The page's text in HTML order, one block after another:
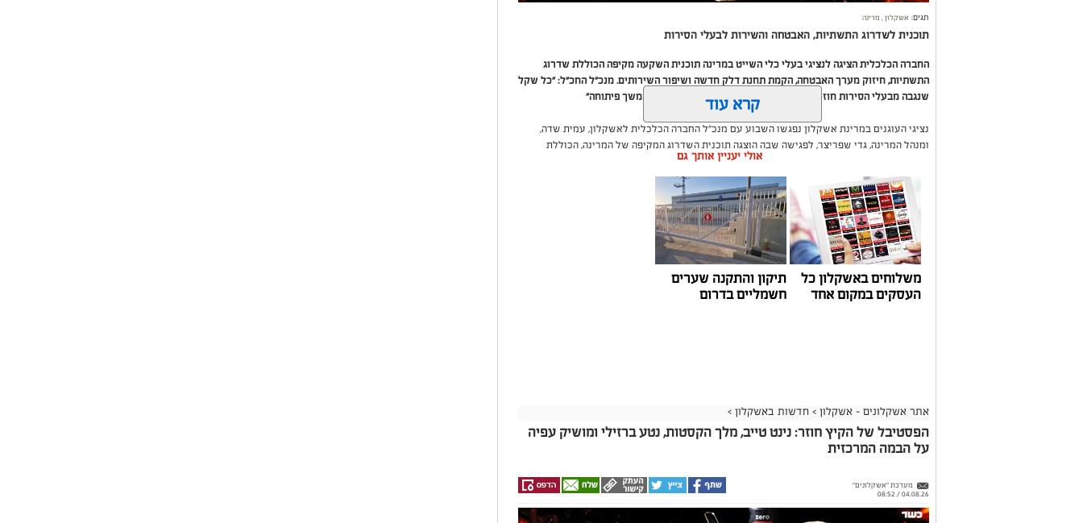
תגים: אשקלון, מרינה
תוכנית לשדרוג התשתיות, האבטחה והשירות לבעלי הסירות
החברה הכלכלית הציגה לנציגי בעלי כלי השייט במרינה תוכנית השקעה מקיפה הכוללת שדרוג
התשתיות, חיזוק מערך האבטחה, הקמת תחנת דלק חדשה ושיפור השירותים. מנכ"ל החכ"ל: "כל שקל
שנגבה מבעלי הסירות חוזר בחזרה אליהם באמצעות שיפור המרינה והמשך פיתוחה"
נציגי העוגנים במרינת אשקלון נפגשו השבוע עם מנכ"ל החברה הכלכלית לאשקלון, עמית שדה,
ומנהל המרינה, גדי שפריצר, לפגישה שבה הוצגה תוכנית השדרוג המקיפה של המרינה, הכוללת
השקעה בתשתיות, בביטחון, בשירותים ובפיתוח המקום לטובת ציבור בעלי הסירות.
במהלך הפגישה עודכנו נציגי העוגנים, אולס ירצין ואליסף סדון, כי לאחר שלוש שנים שבהן דמי
העגינה לא עודכנו, למרות מספר עדכונים שהתקיימו במרינות אחרות, עלייה בעלויות התפעול ומתוך
התחשבות בעוגנים בתקופת המלחמה ואי הוודאות, בוצעו עדכונים מינוריים בתעריפי העגינה. עוד
הודגש כי גם לאחר העדכון תמשיך מרינת אשקלון להיות המרינה בעלת דמי העגינה ההוגנים
בישראל, כשההכנסות ישמשו להשקעה חוזרת במרינה, בשיפור התשתיות ובהרחבת השירותים
לרווחת בעלי כלי השייט.
קרא עוד
אולי יעניין אותך גם
משלוחים באשקלון כל
העסקים במקום אחד
תיקון והתקנה שערים
חשמליים בדרום
אתר אשקלונים - אשקלון > חדשות באשקלון >
הפסטיבל של הקיץ חוזר: נינט טייב, מלך הקסטות, נטע ברזילי ומושיק עפיה
על הבמה המרכזית
מערכת "אשקלונים"
04.08.26 / 08:52